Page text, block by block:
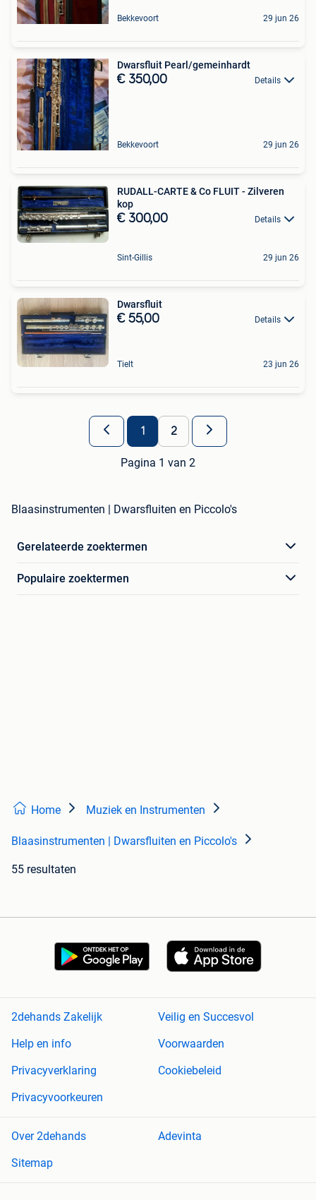
Bekkevoort 29 jun 26
Dwarsfluit Pearl/gemeinhardt
€ 350,00 Details
Bekkevoort 29 jun 26
RUDALL-CARTE & Co FLUIT - Zilveren
kop
€ 300,00 Details
Sint-Gillis 29 jun 26
Dwarsfluit
€ 55,00 Details
Tielt 23 jun 26
1 2
Pagina 1 van 2
Blaasinstrumenten | Dwarsfluiten en Piccolo's
Gerelateerde zoektermen
Populaire zoektermen
Home Muziek en Instrumenten
Blaasinstrumenten | Dwarsfluiten en Piccolo's
55 resultaten
2dehands Zakelijk
Veilig en Succesvol
Help en info
Voorwaarden
Privacyverklaring
Cookiebeleid
Privacyvoorkeuren
Over 2dehands
Adevinta
Sitemap